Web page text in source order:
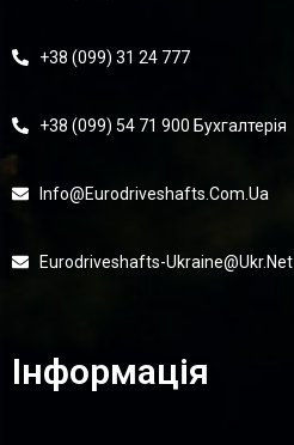
+38 (099) 31 24 777
+38 (099) 54 71 900 Бухгалтерія
Info@eurodriveshafts.com.ua
Eurodriveshafts-Ukraine@ukr.net
Інформація